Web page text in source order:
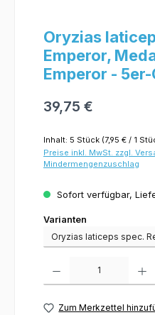
Oryzias
Emperor,
Emperor -
39,75 €
Inhalt: 5 Stück (7,95 € / 1
Preise inkl. MwSt. zzgl.
Mindermengenzuschlag
Sofort verfügbar,
Varianten
Varianten
Zum Merkzettel